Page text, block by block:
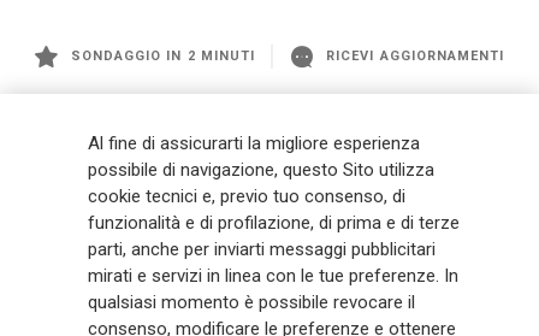
SONDAGGIO IN 2 MINUTI RICEVI AGGIORNAMENTI
management a livello globale, con premi complessivi pari a € 98,1
miliardi e € 900 miliardi di AUM nel 2025. Fondato nel 1831, con oltre 88
mila dipendenti e 163 mila agenti che servono 75 milioni di clienti, il
Gruppo ha una posizione di leadership in Europa e una presenza
crescente in Asia e America. Al centro della strategia di Generali c'è il suo
impegno Lifetime Partner verso i clienti, realizzato attraverso soluzioni
innovative e personalizzate, un'esperienza cliente di prima classe e le sue
capacità di distribuzione globale digitalizzata. Il Gruppo ha
Al fine di assicurarti la migliore esperienza
possibile di navigazione, questo Sito utilizza
cookie tecnici e, previo tuo consenso, di
funzionalità e di profilazione, di prima e di terze
parti, anche per inviarti messaggi pubblicitari
mirati e servizi in linea con le tue preferenze. In
qualsiasi momento è possibile revocare il
consenso, modificare le preferenze e ottenere